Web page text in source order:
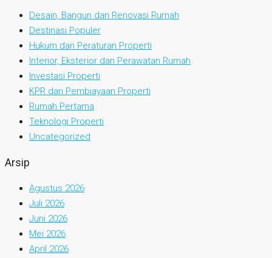
Desain, Bangun dan Renovasi Rumah
Destinasi Populer
Hukum dan Peraturan Properti
Interior, Eksterior dan Perawatan Rumah
Investasi Properti
KPR dan Pembiayaan Properti
Rumah Pertama
Teknologi Properti
Uncategorized
Arsip
Agustus 2026
Juli 2026
Juni 2026
Mei 2026
April 2026